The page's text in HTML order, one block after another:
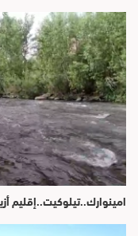
امينوارك..تيلوكيت..إقليم